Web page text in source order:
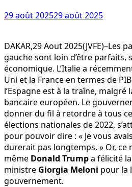
29 août 202529 août 2025
DAKAR,29 Aout 2025(JVFE)–Les
gauche sont loin d’être parfaits,
économique. L’Italie a
Uni et la France en termes de
l’Espagne est à la traîne,
bancaire européen. Le
donner du fil à retordre à tous
élections nationales de 2022,
pour pouvoir dire : « Je vous
durerait pas longtemps. » Or, ce
même Donald Trumpa félicité
ministre Giorgia Meloni pour la
gouvernement.